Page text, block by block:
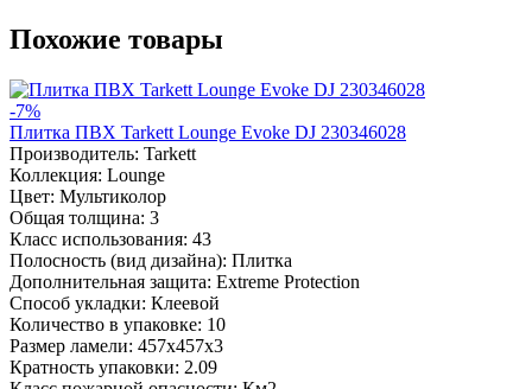
Похожие товары
-7%
Плитка ПВХ Tarkett Lounge Evoke DJ 230346028
Производитель: Tarkett
Коллекция: Lounge
Цвет: Мультиколор
Общая толщина: 3
Класс использования: 43
Полосность (вид дизайна): Плитка
Дополнительная защита: Extreme Protection
Способ укладки: Клеевой
Количество в упаковке: 10
Размер ламели: 457x457x3
Кратность упаковки: 2.09